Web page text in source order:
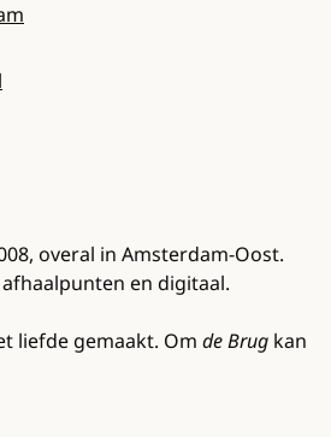
overal in Amsterdam-Oost.
en digitaal.
liefde gemaakt. Om de Brug kan